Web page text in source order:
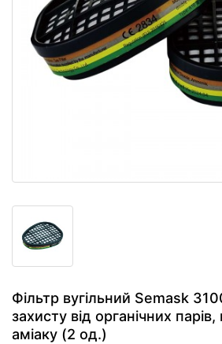
Фільтр вугільний Semask
захисту від органічних парів,
аміаку (2 од.)